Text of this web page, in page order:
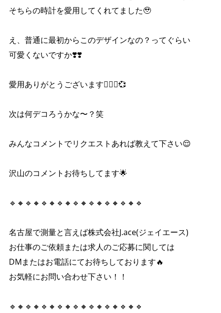
そちらの時計を愛用してくれてました🥹
え、普通に最初からこのデザインなの？ってぐらい
可愛くないですか❣️❣️
愛用ありがとうございます🙇🏻‍♀️💞
次は何デコろうかな〜？笑
みんなコメントでリクエストあれば教えて下さい😌
沢山のコメントお待ちしてます🌟
🔹🔸🔹🔸🔹🔸🔹🔸🔹🔸🔹🔸🔹🔸🔹🔸🔹
名古屋で測量と言えば株式会社J.ace(ジェイエース)
お仕事のご依頼または求人のご応募に関しては
DMまたはお電話にてお待ちしております🔥
お気軽にお問い合わせ下さい！！
🔹🔸🔹🔸🔹🔸🔹🔸🔹🔸🔹🔸🔹🔸🔹🔸🔹